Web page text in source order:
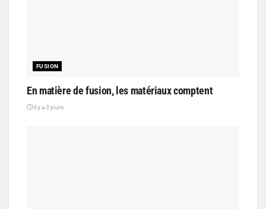
FUSION
En matière de fusion, les matériaux comptent
il y a 3 jours